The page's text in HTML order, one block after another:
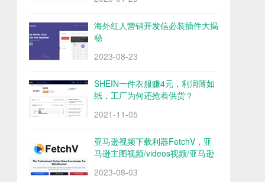
海外红人营销开发信必装插件大揭
秘
2023-08-23
SHEIN一件衣服赚4元，利润薄如
纸，工厂为何还抢着供货？
2021-11-05
亚马逊视频下载利器FetchV，亚
马逊主图视频/videos视频/亚马逊
2023-08-03